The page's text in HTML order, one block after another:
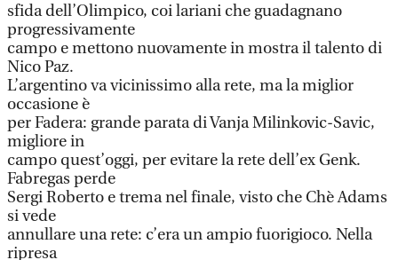
sfida dell’Olimpico, coi lariani che guadagnano
progressivamente
campo e mettono nuovamente in mostra il talento di
Nico Paz.
L’argentino va vicinissimo alla rete, ma la miglior
occasione è
per Fadera: grande parata di Vanja Milinkovic-Savic,
migliore in
campo quest’oggi, per evitare la rete dell’ex Genk.
Fabregas perde
Sergi Roberto e trema nel finale, visto che Chè Adams
si vede
annullare una rete: c’era un ampio fuorigioco. Nella
ripresa